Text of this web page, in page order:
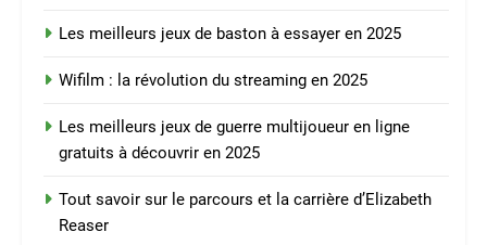
Les meilleurs jeux de baston à essayer en 2025
Wifilm : la révolution du streaming en 2025
Les meilleurs jeux de guerre multijoueur en ligne
gratuits à découvrir en 2025
Tout savoir sur le parcours et la carrière d’Elizabeth
Reaser